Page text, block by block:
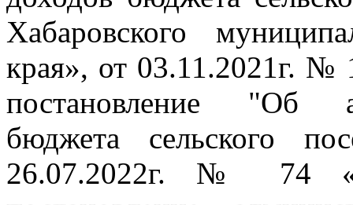
Хабаровского
края», от 03.11.2021г. №
постановление "Об
бюджета сельского
26.07.2022г. № 74